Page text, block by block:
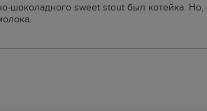
шоколадного sweet stout был котейка.